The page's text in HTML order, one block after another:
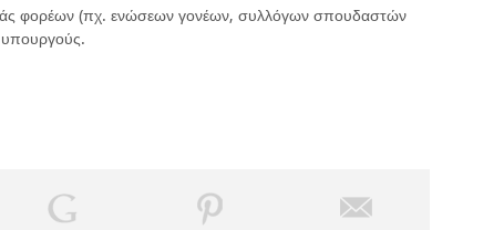
φορέων (πχ. ενώσεων γονέων, συλλόγων σπουδαστών
υπουργούς.